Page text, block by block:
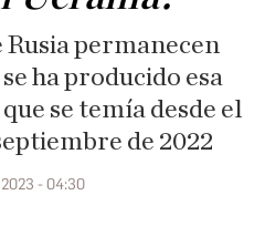
permanecen
ha producido esa
se temía desde el
de 2022
- 04:30